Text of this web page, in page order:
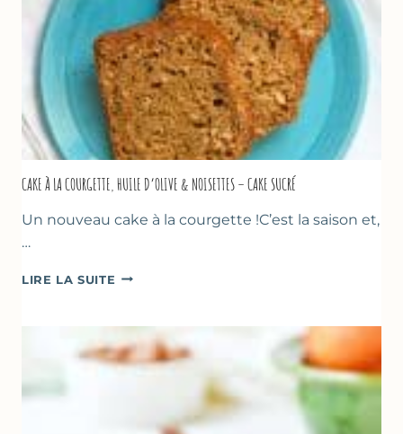
CAKE À LA COURGETTE, HUILE D’OLIVE & NOISETTES – CAKE SUCRÉ
Un nouveau cake à la courgette !C’est la saison et,
…
LIRE LA SUITE CAKE
COURGETTE,
HUILE
D’OLIVE